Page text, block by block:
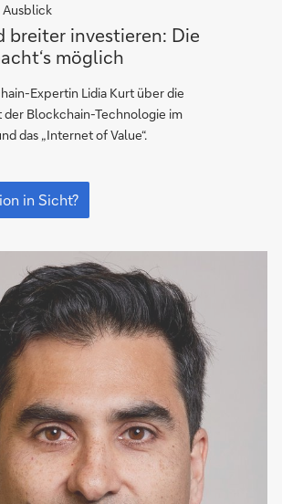
breiter investieren: Die
möglich
Expertin Lidia Kurt über die
Blockchain-Technologie im
das „Internet of Value“.
in Sicht?